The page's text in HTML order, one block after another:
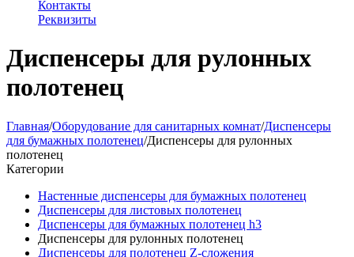
Контакты
Реквизиты
Диспенсеры для рулонных
полотенец
Главная/Оборудование для санитарных комнат/Диспенсеры
для бумажных полотенец/Диспенсеры для рулонных
полотенец
Категории
Настенные диспенсеры для бумажных полотенец
Диспенсеры для листовых полотенец
Диспенсеры для бумажных полотенец h3
Диспенсеры для рулонных полотенец
Диспенсеры для полотенец Z-сложения